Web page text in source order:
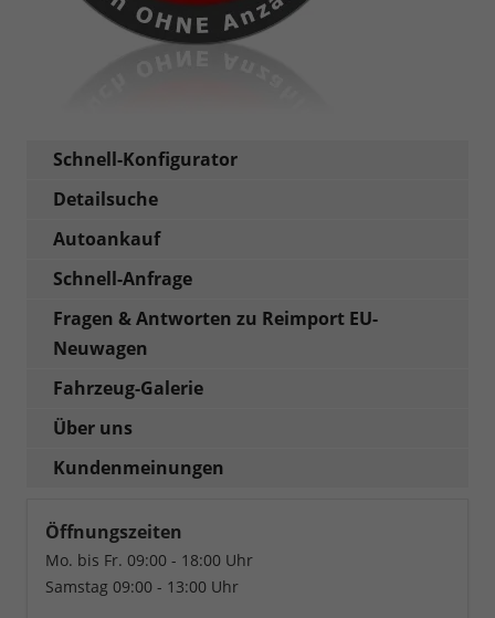
Schnell-Konfigurator
Detailsuche
Autoankauf
Schnell-Anfrage
Fragen & Antworten zu Reimport EU-
Neuwagen
Fahrzeug-Galerie
Über uns
Kundenmeinungen
Öffnungszeiten
Mo. bis Fr. 09:00 - 18:00 Uhr
Samstag 09:00 - 13:00 Uhr